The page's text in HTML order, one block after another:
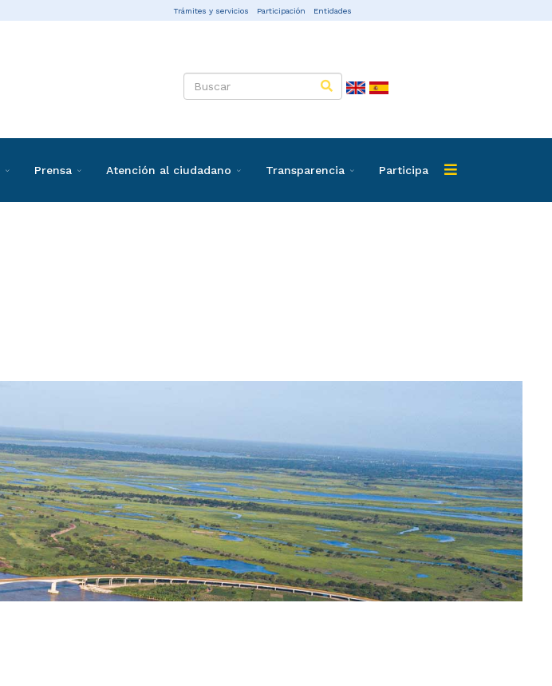
Trámites y servicios Participación Entidades
Prensa Atención al ciudadano Transparencia Participa